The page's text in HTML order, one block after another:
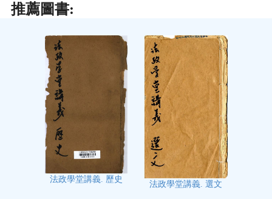
推薦圖書:
法政學堂講義. 歷史
法政學堂講義. 選文